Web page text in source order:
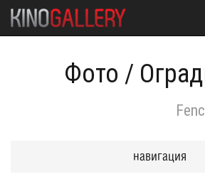
Фото /
навигация